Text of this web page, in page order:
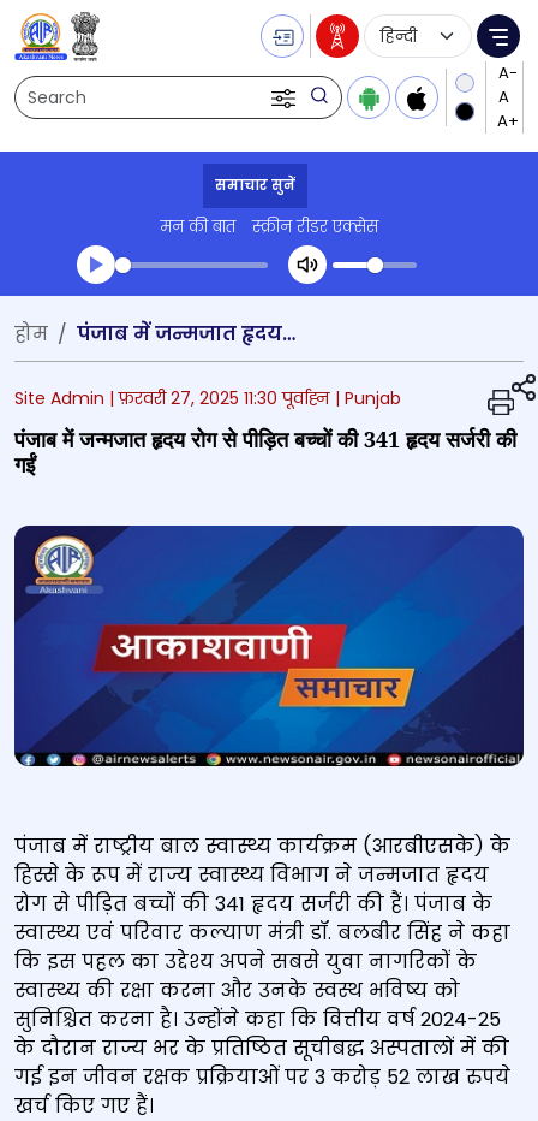
Search
Language
समाचार सुनें
मन की बात स्क्रीन रीडर एक्सेस
Transcript summary
प्ले ऑडियो
होम पंजाब में जन्मजात हृदय रोग से पीड़ित बच्चों की 341 हृदय सर्जरी की गईं
Site Admin |फ़रवरी 27, 2025 11:30 पूर्वाह्न | Punjab
पंजाब में जन्मजात हृदय रोग से पीड़ित बच्चों की 341 हृदय सर्जरी की
गईं
पंजाब में राष्ट्रीय बाल स्वास्थ्य कार्यक्रम (आरबीएसके) के
हिस्से के रूप में राज्य स्वास्थ्य विभाग ने जन्मजात हृदय
रोग से पीड़ित बच्चों की 341 हृदय सर्जरी की हैं। पंजाब के
स्वास्थ्य एवं परिवार कल्याण मंत्री डॉ. बलबीर सिंह ने कहा
कि इस पहल का उद्देश्य अपने सबसे युवा नागरिकों के
स्वास्थ्य की रक्षा करना और उनके स्वस्थ भविष्य को
सुनिश्चित करना है। उन्होंने कहा कि वित्तीय वर्ष 2024-25
के दौरान राज्य भर के प्रतिष्ठित सूचीबद्ध अस्पतालों में की
गई इन जीवन रक्षक प्रक्रियाओं पर 3 करोड़ 52 लाख रुपये
खर्च किए गए हैं।